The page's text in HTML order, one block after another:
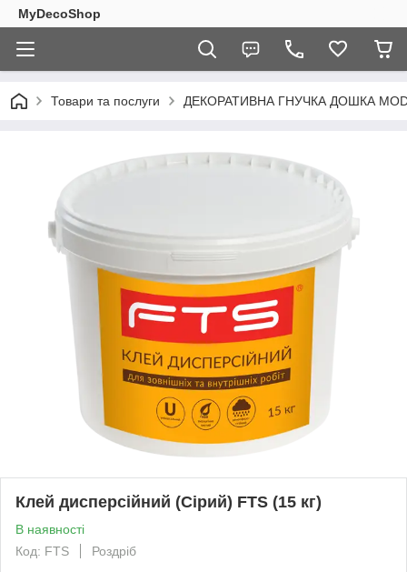
MyDecoShop
Товари та послуги ДЕКОРАТИВНА ГНУЧКА ДОШКА
Клей дисперсійний (Сірий) FTS (15 кг)
В наявності
Код: FTS
Роздріб